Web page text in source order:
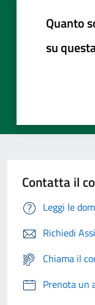
Quanto
su
Contatta il
Leggi le
Richiedi
Chiama il
Prenota un